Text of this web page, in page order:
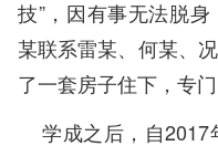
技”，因有事无法脱
某联系雷某、何某、
了一套房子住下，专
学成之后，自2017